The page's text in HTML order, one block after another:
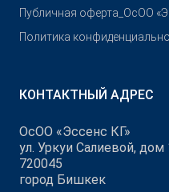
Публичная оферта_ОсОО
Политика
КОНТАКТНЫЙ АДРЕС
ОсОО «Эссенс КГ»
ул. Уркуи Салиевой, дом
720045
город Бишкек